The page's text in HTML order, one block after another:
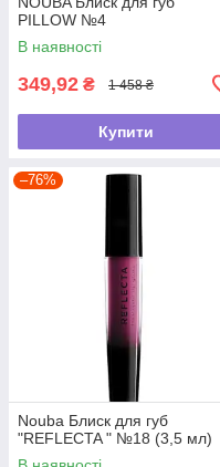
PILLOW №4
В наявності
349,92 ₴ 1 458 ₴
Купити
–76%
Nouba Блиск для губ
"REFLECTA " №18 (3,5 мл)